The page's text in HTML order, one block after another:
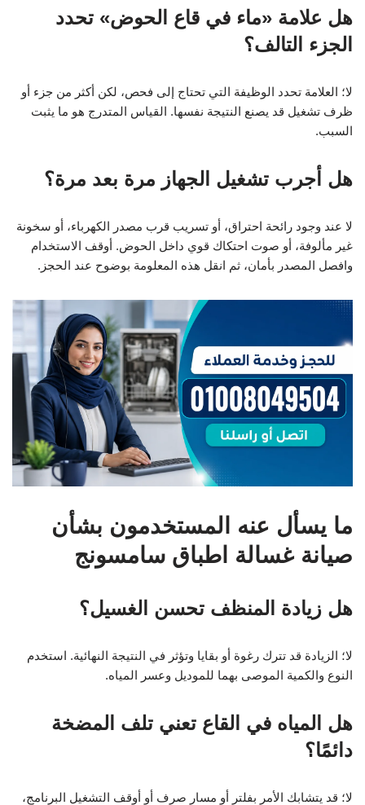
هل علامة «ماء في قاع الحوض» تحدد
الجزء التالف؟
لا؛ العلامة تحدد الوظيفة التي تحتاج إلى فحص، لكن أكثر من جزء أو
ظرف تشغيل قد يصنع النتيجة نفسها. القياس المتدرج هو ما يثبت
السبب.
هل أجرب تشغيل الجهاز مرة بعد مرة؟
لا عند وجود رائحة احتراق، أو تسريب قرب مصدر الكهرباء، أو سخونة
غير مألوفة، أو صوت احتكاك قوي داخل الحوض. أوقف الاستخدام
وافصل المصدر بأمان، ثم انقل هذه المعلومة بوضوح عند الحجز.
ما يسأل عنه المستخدمون بشأن
صيانة غسالة اطباق سامسونج
هل زيادة المنظف تحسن الغسيل؟
لا؛ الزيادة قد تترك رغوة أو بقايا وتؤثر في النتيجة النهائية. استخدم
النوع والكمية الموصى بهما للموديل وعسر المياه.
هل المياه في القاع تعني تلف المضخة
دائمًا؟
لا؛ قد يتشابك الأمر بفلتر أو مسار صرف أو أوقف التشغيل البرنامج،